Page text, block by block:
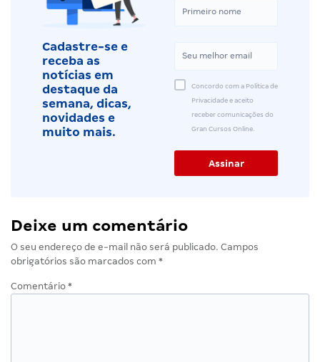
Cadastre-se e
receba as
notícias em
destaque da
semana, dicas,
novidades e
muito mais.
Concordo com a Política de
Privacidade e aceito
receber comunicações do
Gran Cursos Online.
Deixe um comentário
O seu endereço de e-mail não será publicado. Campos
obrigatórios são marcados com *
Comentário *